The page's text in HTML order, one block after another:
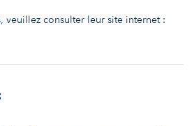
veuillez consulter leur site internet :